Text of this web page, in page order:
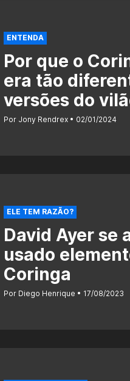
ENTENDA
Por que o
era tão
versões do
Por Jony Rendrex 02/01/2024
ELE TEM RAZÃO?
David Ayer se
usado
Coringa
Por Diego Henrique 17/08/2023